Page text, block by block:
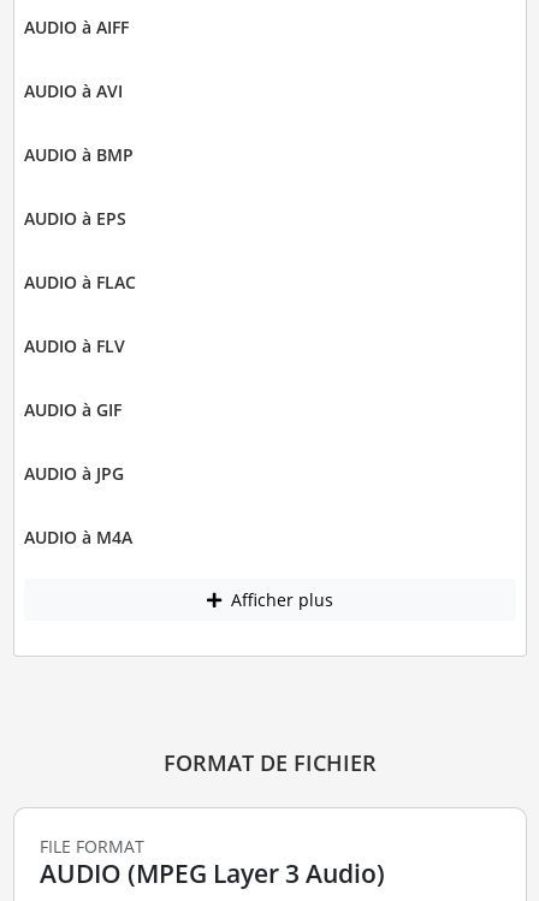
AUDIO à AIFF
AUDIO à AVI
AUDIO à BMP
AUDIO à EPS
AUDIO à FLAC
AUDIO à FLV
AUDIO à GIF
AUDIO à JPG
AUDIO à M4A
Afficher plus
FORMAT DE FICHIER
FILE FORMAT
AUDIO (MPEG Layer 3 Audio)